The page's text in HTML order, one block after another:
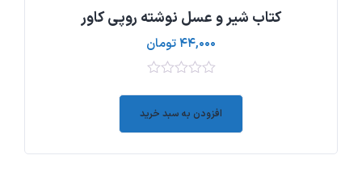
کتاب شیر و عسل نوشته روپی کاور
۴۴,۰۰۰تومان
of
افزودن به سبد خرید